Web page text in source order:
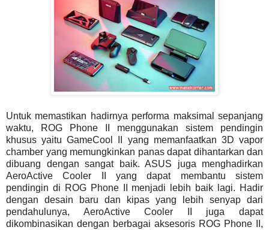
Untuk memastikan hadirnya performa maksimal sepanjang
waktu, ROG Phone II menggunakan sistem pendingin
khusus yaitu GameCool II yang memanfaatkan 3D vapor
chamber yang memungkinkan panas dapat dihantarkan dan
dibuang dengan sangat baik. ASUS juga menghadirkan
AeroActive Cooler II yang dapat membantu sistem
pendingin di ROG Phone II menjadi lebih baik lagi. Hadir
dengan desain baru dan kipas yang lebih senyap dari
pendahulunya, AeroActive Cooler II juga dapat
dikombinasikan dengan berbagai aksesoris ROG Phone II,